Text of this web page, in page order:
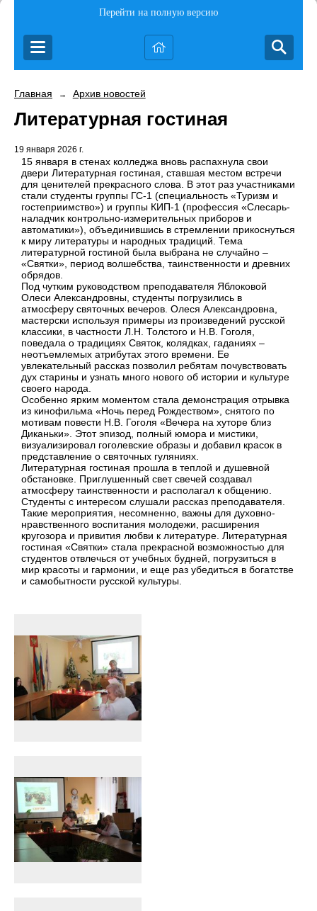
Перейти на полную версию
Главная → Архив новостей
Литературная гостиная
19 января 2026 г.
15 января в стенах колледжа вновь распахнула свои
двери Литературная гостиная, ставшая местом встречи
для ценителей прекрасного слова. В этот раз участниками
стали студенты группы ГС-1 (специальность «Туризм и
гостеприимство») и группы КИП-1 (профессия «Слесарь-
наладчик контрольно-измерительных приборов и
автоматики»), объединившись в стремлении прикоснуться
к миру литературы и народных традиций. Тема
литературной гостиной была выбрана не случайно –
«Святки», период волшебства, таинственности и древних
обрядов.
Под чутким руководством преподавателя Яблоковой
Олеси Александровны, студенты погрузились в
атмосферу святочных вечеров. Олеся Александровна,
мастерски используя примеры из произведений русской
классики, в частности Л.Н. Толстого и Н.В. Гоголя,
поведала о традициях Святок, колядках, гаданиях –
неотъемлемых атрибутах этого времени. Ее
увлекательный рассказ позволил ребятам почувствовать
дух старины и узнать много нового об истории и культуре
своего народа.
Особенно ярким моментом стала демонстрация отрывка
из кинофильма «Ночь перед Рождеством», снятого по
мотивам повести Н.В. Гоголя «Вечера на хуторе близ
Диканьки». Этот эпизод, полный юмора и мистики,
визуализировал гоголевские образы и добавил красок в
представление о святочных гуляниях.
Литературная гостиная прошла в теплой и душевной
обстановке. Приглушенный свет свечей создавал
атмосферу таинственности и располагал к общению.
Студенты с интересом слушали рассказ преподавателя.
Такие мероприятия, несомненно, важны для духовно-
нравственного воспитания молодежи, расширения
кругозора и привития любви к литературе. Литературная
гостиная «Святки» стала прекрасной возможностью для
студентов отвлечься от учебных будней, погрузиться в
мир красоты и гармонии, и еще раз убедиться в богатстве
и самобытности русской культуры.